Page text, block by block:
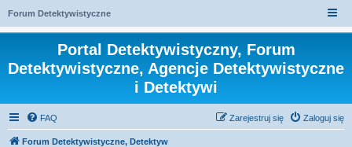
Forum Detektywistyczne
Portal Detektywistyczny, Forum
Detektywistyczne, Agencje Detektywistyczne
i Detektywi
FAQ Zaloguj się
Zarejestruj się
Forum Detektywistyczne, Detektyw